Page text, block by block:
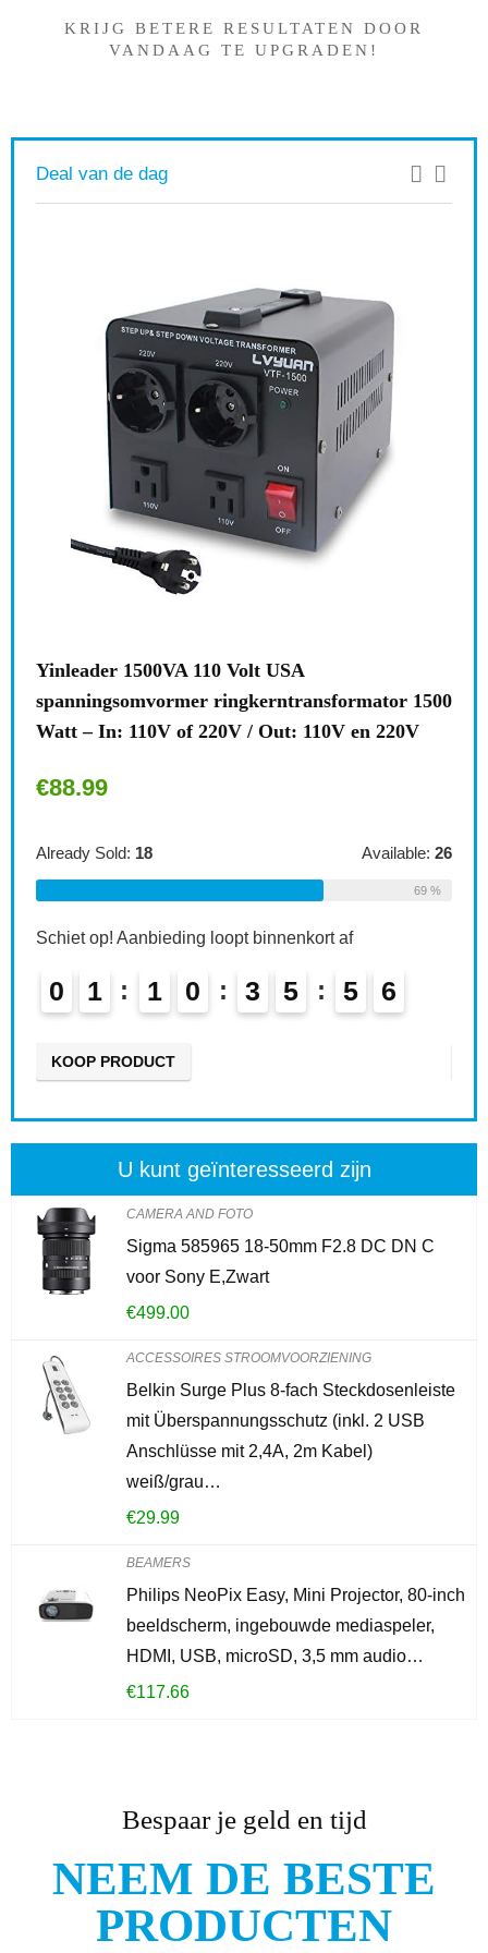
KRIJG BETERE RESULTATEN DOOR
VANDAAG TE UPGRADEN!
Deal van de dag
1500
26
Brennenstuhl meervoudige stekkerdoos,
stekkeradapter 2-voudig eurostopcontact met
kinderbeveiliging, kleur: wit Single 1…
€6.49
Already Sold: Available:
68 %
Schiet op! Aanbieding loopt binnenkort af
0 2 1 0 3 5 5
KOOP PRODUCT
U kunt geïnteresseerd zijn
CAMERA AND FOTO
Sigma 585965 18-50mm F2.8 DC DN C
voor Sony E,Zwart
€499.00
ACCESSOIRES STROOMVOORZIENING
Belkin Surge Plus 8-fach Steckdosenleiste
mit Überspannungsschutz (inkl. 2 USB
Anschlüsse mit 2,4A, 2m Kabel)
weiß/grau…
€29.99
BEAMERS
Philips NeoPix Easy, Mini Projector, 80-inch
beeldscherm, ingebouwde mediaspeler,
HDMI, USB, microSD, 3,5 mm audio…
€117.66
Bespaar je geld en tijd
NEEM DE BESTE
PRODUCTEN